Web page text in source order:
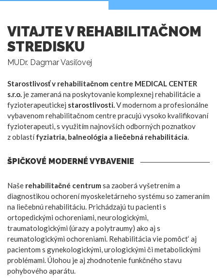
VITAJTE V REHABILITAČNOM
STREDISKU
MUDr. Dagmar Vasiľovej
Starostlivosť v rehabilitačnom centre MEDICAL CENTER
s.r.o. je zameraná na poskytovanie komplexnej rehabilitácie a
fyzioterapeutickej starostlivosti.V modernom a profesionálne
vybavenom rehabilitačnom centre pracujú vysoko kvalifikovaní
fyzioterapeuti, s využitím najnovších odborných poznatkov
z oblastífyziatria, balneológia a liečebná rehabilitácia.
ŠPIČKOVÉ MODERNÉ VYBAVENIE
Naše rehabilitačné centrum sa zaoberá vyšetrením a
diagnostikou ochorení myoskeletárneho systému so zameraním
na liečebnú rehabilitáciu. Prichádzajú tu pacienti s
ortopedickými ochoreniami, neurologickými,
traumatologickými (úrazy a polytraumy) ako aj s
reumatologickými ochoreniami. Rehabilitácia vie pomôct‘ aj
pacientom s gynekologickými, urologickými či metabolickými
problémami. Úlohou je aj zhodnotenie funkčného stavu
pohybového aparátu.